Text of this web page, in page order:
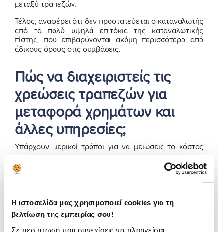
Η ιστοσελίδα μας χρησιμοποιεί cookies για τη
βελτίωση της εμπειρίας σου!
Σε περίπτωση που συνεχίσεις να πλοηγείσαι
μεταξύ τραπεζών.
Τέλος, αναφέρει ότι δεν προστατεύεται ο καταναλωτής
από τα πολύ υψηλά επιτόκια της καταναλωτικής
πίστης, που επιβαρύνονται ακόμη περισσότερο από
άδικους όρους στις συμβάσεις.
Πώς να διαχειριστείς τις
χρεώσεις τραπεζών για
μεταφορά χρημάτων και
άλλες υπηρεσίες;
Υπάρχουν μερικοί τρόποι για να μειώσεις το κόστος
αυτών:
Χρησιμοποίησε e-banking και mobile banking για
Προτίμησε δωρεάν τρόπους πληρωμής, όπως το
IRIS, που επιτρέπει μεταφορές χωρίς προμήθεια.